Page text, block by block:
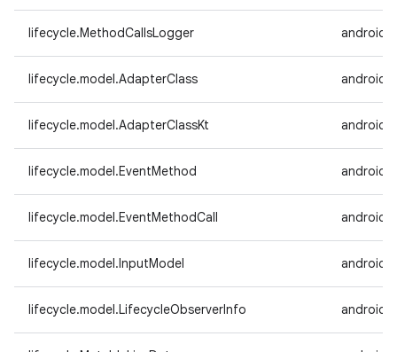
lifecycle.MethodCallsLogger
lifecycle.model.AdapterClass
lifecycle.model.AdapterClassKt
lifecycle.model.EventMethod
lifecycle.model.EventMethodCall
lifecycle.model.InputModel
lifecycle.model.LifecycleObserverInfo